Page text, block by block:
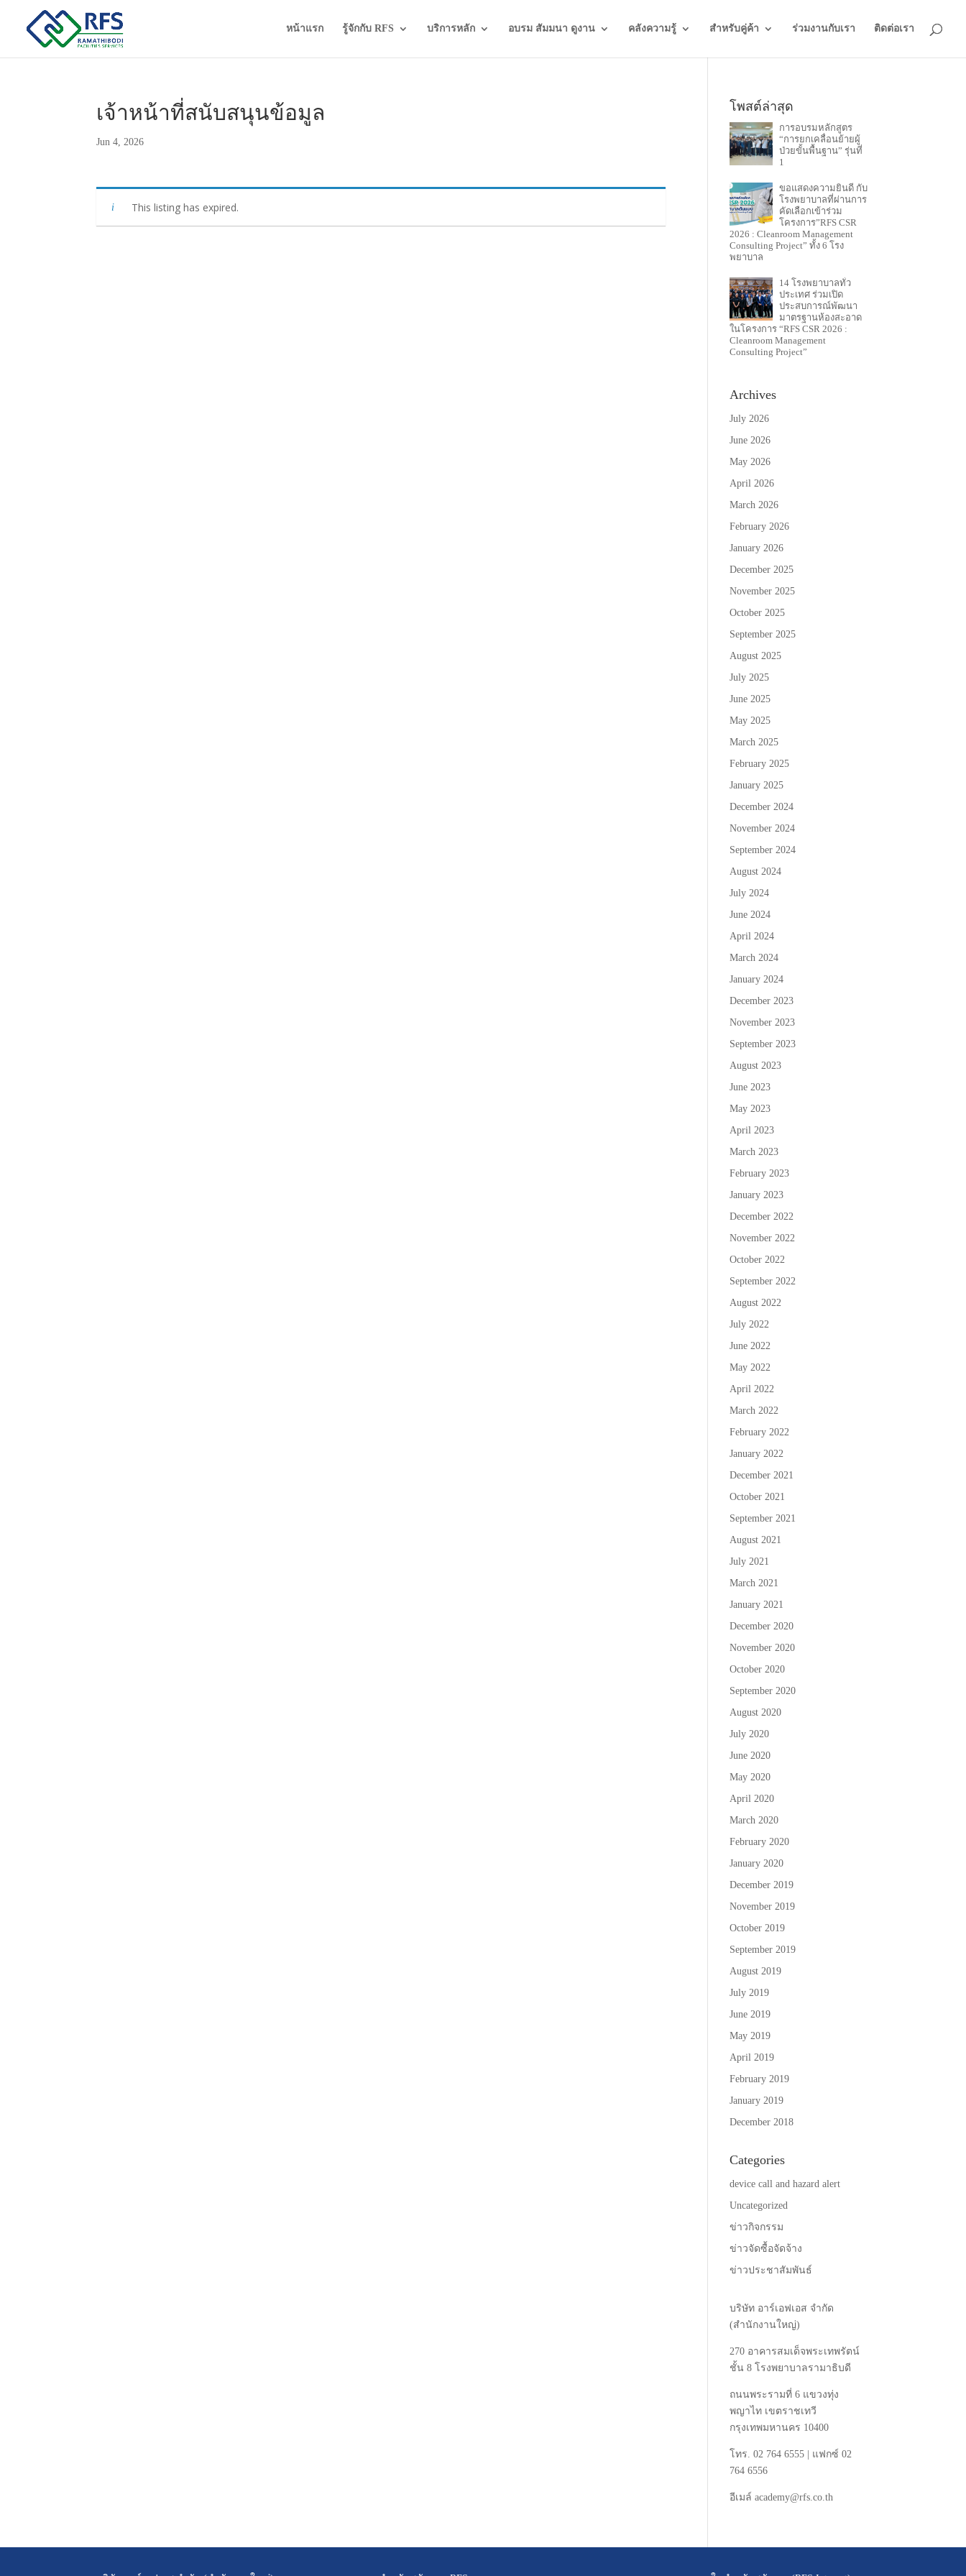
หน้าแรก รู้จักกับ RFS บริการหลัก อบรม สัมมนา ดูงาน คลังความรู้ สำหรับคู่ค้า ร่วมงานกับเรา ติดต่อเรา
เจ้าหน้าที่สนับสนุนข้อมูล
Jun 4, 2026
This listing has expired.
โพสต์ล่าสุด
การอบรมหลักสูตร
“การยกเคลื่อนย้ายผู้
ป่วยขั้นพื้นฐาน” รุ่นที่
1
ขอแสดงความยินดี กับ
โรงพยาบาลที่ผ่านการ
คัดเลือกเข้าร่วม
โครงการ”RFS CSR
2026 : Cleanroom Management
Consulting Project” ทั้ง 6 โรง
พยาบาล
14 โรงพยาบาลทั่ว
ประเทศ ร่วมเปิด
ประสบการณ์พัฒนา
มาตรฐานห้องสะอาด
ในโครงการ “RFS CSR 2026 :
Cleanroom Management
Consulting Project”
Archives
July 2026
June 2026
May 2026
April 2026
March 2026
February 2026
January 2026
December 2025
November 2025
October 2025
September 2025
August 2025
July 2025
June 2025
May 2025
March 2025
February 2025
January 2025
December 2024
November 2024
September 2024
August 2024
July 2024
June 2024
April 2024
March 2024
January 2024
December 2023
November 2023
September 2023
August 2023
June 2023
May 2023
April 2023
March 2023
February 2023
January 2023
December 2022
November 2022
October 2022
September 2022
August 2022
July 2022
June 2022
May 2022
April 2022
March 2022
February 2022
January 2022
December 2021
October 2021
September 2021
August 2021
July 2021
March 2021
January 2021
December 2020
November 2020
October 2020
September 2020
August 2020
July 2020
June 2020
May 2020
April 2020
March 2020
February 2020
January 2020
December 2019
November 2019
October 2019
September 2019
August 2019
July 2019
June 2019
May 2019
April 2019
February 2019
January 2019
December 2018
Categories
device call and hazard alert
Uncategorized
ข่าวกิจกรรม
ข่าวจัดซื้อจัดจ้าง
ข่าวประชาสัมพันธ์
บริษัท อาร์เอฟเอส จำกัด
(สำนักงานใหญ่)
270 อาคารสมเด็จพระเทพรัตน์
ชั้น 8 โรงพยาบาลรามาธิบดี
ถนนพระรามที่ 6 แขวงทุ่ง
พญาไท เขตราชเทวี
กรุงเทพมหานคร 10400
โทร. 02 764 6555 | แฟกซ์ 02
764 6556
อีเมล์ academy@rfs.co.th